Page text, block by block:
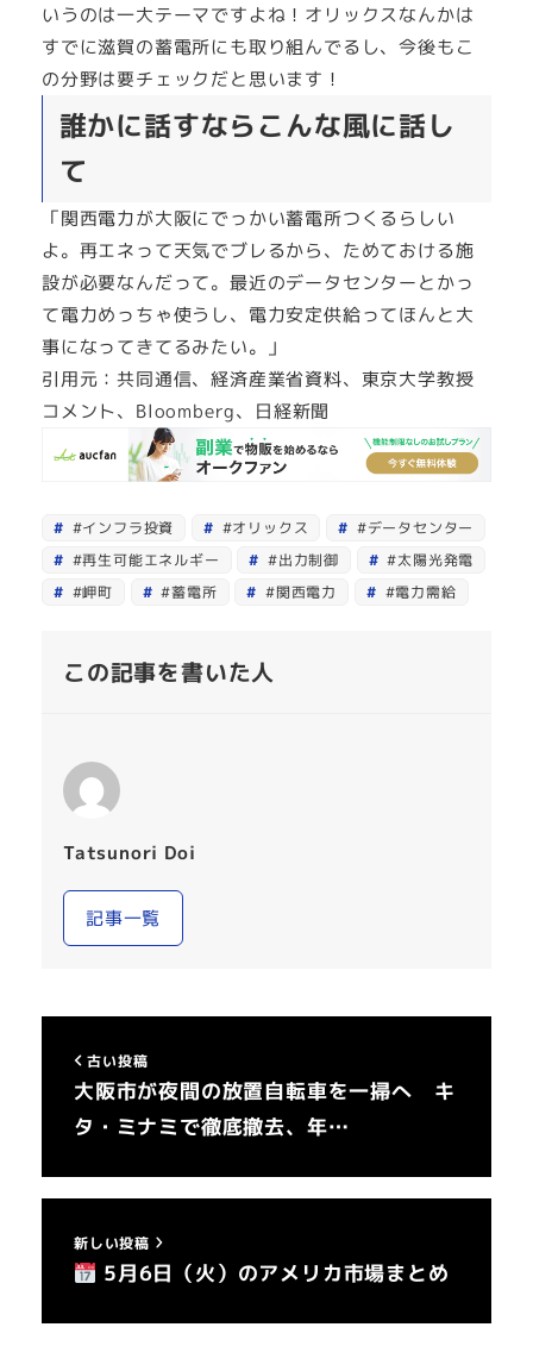
いうのは一大テーマですよね！オリックスなんかは
すでに滋賀の蓄電所にも取り組んでるし、今後もこ
の分野は要チェックだと思います！
誰かに話すならこんな風に話し
て
「関西電力が大阪にでっかい蓄電所つくるらしい
よ。再エネって天気でブレるから、ためておける施
設が必要なんだって。最近のデータセンターとかっ
て電力めっちゃ使うし、電力安定供給ってほんと大
事になってきてるみたい。」
引用元：共同通信、経済産業省資料、東京大学教授
コメント、Bloomberg、日経新聞
#インフラ投資 #オリックス
#データセンター
#再生可能エネルギー
#出力制御
#太陽光発電
#岬町
#蓄電所 #関西電力 #電力需給
この記事を書いた人
Tatsunori Doi
記事一覧
古い投稿
大阪市が夜間の放置自転車を一掃へ キ
タ・ミナミで徹底撤去、年…
新しい投稿
5月6日（火）のアメリカ市場まとめ